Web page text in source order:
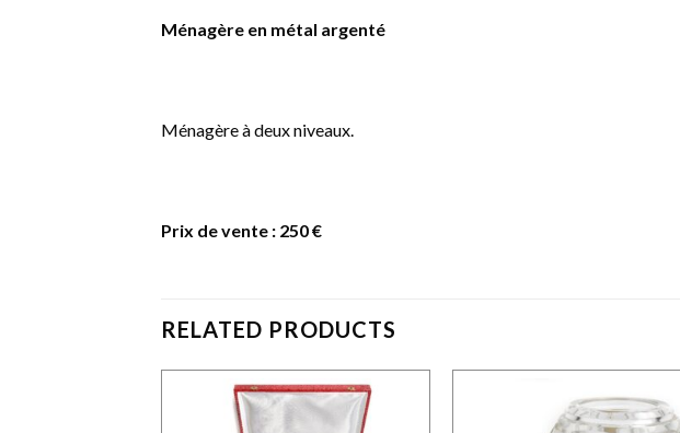
Ménagère en métal argenté
Ménagère à deux niveaux.
Prix de vente : 250 €
RELATED PRODUCTS